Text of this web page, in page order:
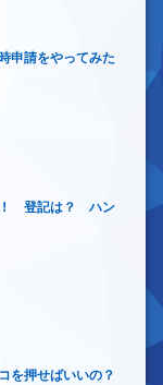
申請をやってみた
！ 登記は？ ハン
を押せばいいの？